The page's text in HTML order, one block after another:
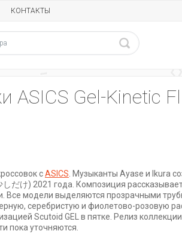
КОНТАКТЫ
ASICS Gel-Kinetic
сASICS . Музыканты Ayase и Ikura
だけ) 2021 года. Композиция
Все модели выделяются прозрачными
серебристую и фиолетово-розовую
Scutoid GEL в пятке. Релиз коллекции
пока уточняются.